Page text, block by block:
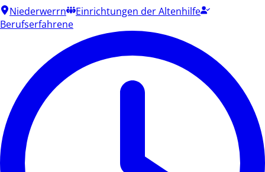
Niederwerrn
Einrichtungen der Altenhilfe
Berufserfahrene